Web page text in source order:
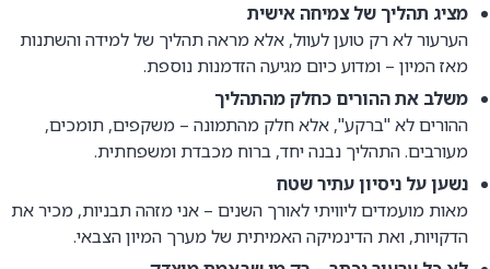
מציג תהליך של צמיחה אישית
הערעור לא רק טוען לעוול, אלא מראה תהליך של למידה והשתנות
מאז המיון – ומדוע כיום מגיעה הזדמנות נוספת.
משלב את ההורים כחלק מהתהליך
ההורים לא "ברקע", אלא חלק מהתמונה – משקפים, תומכים,
מעורבים. התהליך נבנה יחד, ברוח מכבדת ומשפחתית.
נשען על ניסיון עתיר שטח
מאות מועמדים ליוויתי לאורך השנים – אני מזהה תבניות, מכיר את
הדקויות, ואת הדינמיקה האמיתית של מערך המיון הצבאי.